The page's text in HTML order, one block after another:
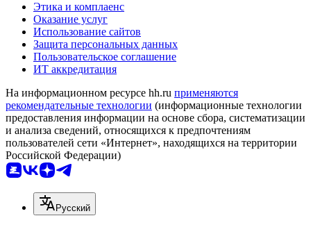
Этика и комплаенс
Оказание услуг
Использование сайтов
Защита персональных данных
Пользовательское соглашение
ИТ аккредитация
На информационном ресурсе hh.ru применяются
рекомендательные технологии (информационные технологии
предоставления информации на основе сбора, систематизации
и анализа сведений, относящихся к предпочтениям
пользователей сети «Интернет», находящихся на территории
Российской Федерации)
Русский